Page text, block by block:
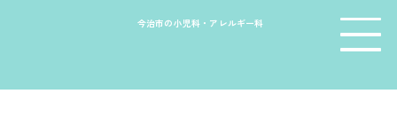
今治市の小児科・アレルギー科